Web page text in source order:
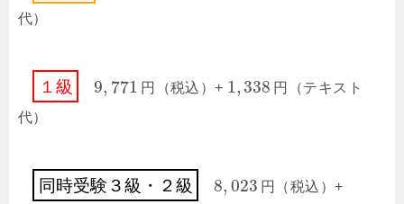
代）
１ 級 9, 771 円 （税込）+ 1, 338 円
（テキスト
代）
同時受験 ３級 ・ ２級 8, 023 円 （税込）+